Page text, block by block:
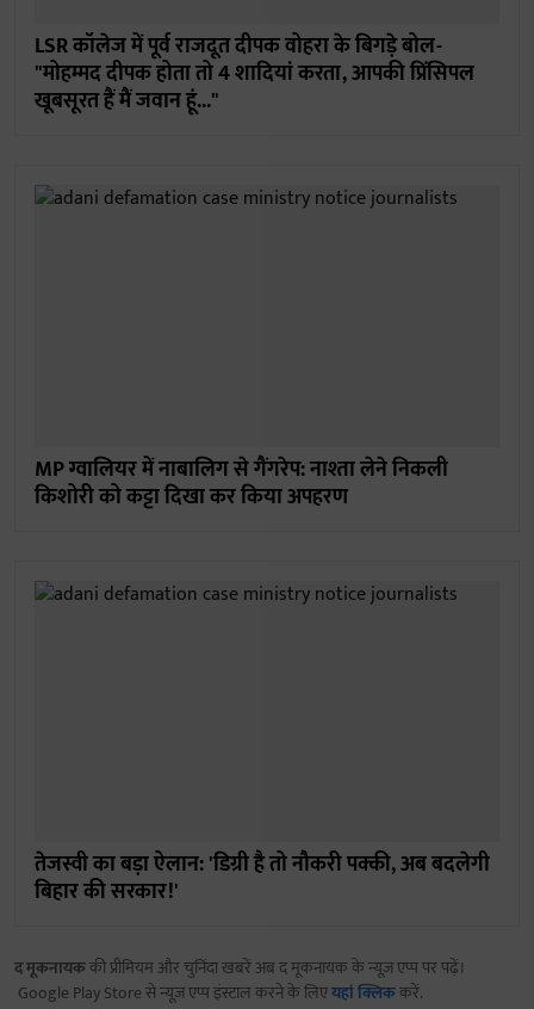
LSR कॉलेज में पूर्व राजदूत दीपक वोहरा के बिगड़े बोल-
"मोहम्मद दीपक होता तो 4 शादियां करता, आपकी प्रिंसिपल
खूबसूरत हैं मैं जवान हूं..."
MP ग्वालियर में नाबालिग से गैंगरेप: नाश्ता लेने निकली
किशोरी को कट्टा दिखा कर किया अपहरण
तेजस्वी का बड़ा ऐलान: 'डिग्री है तो नौकरी पक्की, अब बदलेगी
बिहार की सरकार!'
द मूकनायककी प्रीमियम और चुनिंदा खबरें अब द मूकनायक के न्यूज़ एप्प पर पढ़ें।
Google Play Store से न्यूज़ एप्प इंस्टाल करने के लिएयहां क्लिककरें.